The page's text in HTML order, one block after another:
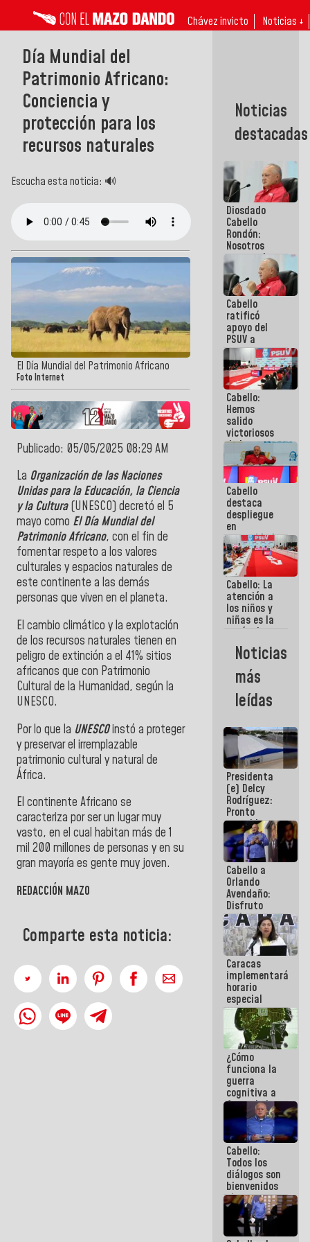
Chávez invicto Noticias ↓
Día Mundial del
Patrimonio Africano:
Conciencia y
protección para los
recursos naturales
Escucha esta noticia: 🔊
El Día Mundial del Patrimonio Africano
Foto Internet
Publicado: 05/05/2025 08:29 AM
La Organización de las Naciones
Unidas para la Educación, la Ciencia
y la Cultura(UNESCO) decretó el 5
mayo como El Día Mundial del
Patrimonio Africano, con el fin de
fomentar respeto a los valores
culturales y espacios naturales de
este continente a las demás
personas que viven en el planeta.
El cambio climático y la explotación
de los recursos naturales tienen en
peligro de extinción a el 41% sitios
africanos que con Patrimonio
Cultural de la Humanidad, según la
UNESCO.
Por lo que la UNESCOinstó a proteger
y preservar el irremplazable
patrimonio cultural y natural de
África.
El continente Africano se
caracteriza por ser un lugar muy
vasto, en el cual habitan más de 1
mil 200 millones de personas y en su
gran mayoría es gente muy joven.
REDACCIÓN MAZO
Comparte esta noticia:
Noticias
destacadas
Diosdado
Cabello
Rondón:
Nosotros
vamos al
diálogo con
el
compromiso
de cumplir
nuestra
palabra
Cabello
ratificó
apoyo del
PSUV a
representantes
del Gobierno
para el
diálogo: ¡Un
extraordinario
equipo
político!
Cabello:
Hemos
salido
victoriosos
de la guerra
mediática
contra
Venezuela
Cabello
destaca
despliegue
en
comunidades
ante
contingencia
eléctrica:
¡Esta
batalla
también la
vamos a
ganar!
Cabello: La
atención a
los niños y
niñas es la
razón de ser
del Gobierno
Nacional
Noticias
más
leídas
Presidenta
(e) Delcy
Rodríguez:
Pronto
restableceremos
las
operaciones
en el
Aeropuerto
Internacional
de
Maiquetía
Cabello a
Orlando
Avendaño:
Disfruto
cada vez
que escribes
porque lo
que haces
es
embarrarla
Caracas
implementará
horario
especial
para
adaptarse
al plan de
ahorro
energético
¿Cómo
funciona la
guerra
cognitiva a
favor de la
narrativa
hegemónica?
(1)
Cabello:
Todos los
diálogos son
bienvenidos
siempre que
estén en el
marco de la
Constitución